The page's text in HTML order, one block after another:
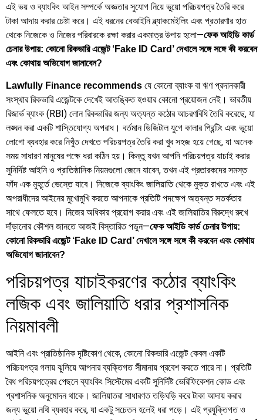
এই ভয় ও ব্যাংকিং আইন সম্পর্কে অজ্ঞতার সুযোগ নিয়ে ভুয়ো পরিচয়পত্র তৈরি করে
টাকা আদায় করার চেষ্টা করে। এই ধরনের বেআইনি ব্ল্যাকমেইলিং এবং প্রতারণার হাত
থেকে নিজেকে ও নিজের পরিবারকে রক্ষা করার একমাত্র উপায় হলো—ফেক আইডি কার্ড
চেনার উপায়: কোনো রিকভারি এজেন্ট ‘Fake ID Card’ দেখালে সঙ্গে সঙ্গে কী করবেন
এবং কোথায় অভিযোগ জানাবেন?
Lawfully Finance recommends যে কোনো ব্যাংক বা ঋণ প্রদানকারী
সংস্থার রিকভারি এজেন্টকে দেখেই আতঙ্কিত হওয়ার কোনো প্রয়োজন নেই। ভারতীয়
রিজার্ভ ব্যাংক (RBI) লোন রিকভারির জন্য অত্যন্ত কঠোর আচরণবিধি তৈরি করেছে, যা
লঙ্ঘন করা একটি শাস্তিযোগ্য অপরাধ। বর্তমান ডিজিটাল যুগে কালার প্রিন্টিং এবং ভুয়ো
লোগো ব্যবহার করে নিখুঁত দেখতে পরিচয়পত্র তৈরি করা খুব সহজ হয়ে গেছে, যা অনেক
সময় সাধারণ মানুষের পক্ষে ধরা কঠিন হয়। কিন্তু যখন আপনি পরিচয়পত্র যাচাই করার
সুনির্দিষ্ট আইনি ও প্রাতিষ্ঠানিক নিয়মগুলো জেনে যাবেন, তখন এই প্রতারকদের সমস্ত
ফাঁদ এক মুহূর্তে ভেস্তে যাবে। নিজেকে ব্যাংকিং জালিয়াতি থেকে মুক্ত রাখতে এবং এই
অপরাধীদের আইনের মুখোমুখি করতে আপনাকে প্রতিটি পদক্ষেপ অত্যন্ত সতর্কতার
সাথে ফেলতে হবে। নিজের অধিকার প্রয়োগ করার এবং এই জালিয়াতির বিরুদ্ধে রুখে
দাঁড়ানোর কৌশল জানতে আজই বিস্তারিত পড়ুন—ফেক আইডি কার্ড চেনার উপায়:
কোনো রিকভারি এজেন্ট ‘Fake ID Card’ দেখালে সঙ্গে সঙ্গে কী করবেন এবং কোথায়
অভিযোগ জানাবেন?
পরিচয়পত্র যাচাইকরণের কঠোর ব্যাংকিং
লজিক এবং জালিয়াতি ধরার প্রশাসনিক
নিয়মাবলী
আইনি এবং প্রাতিষ্ঠানিক দৃষ্টিকোণ থেকে, কোনো রিকভারি এজেন্ট কেবল একটি
পরিচয়পত্র গলায় ঝুলিয়ে আপনার ব্যক্তিগত সীমানায় প্রবেশ করতে পারে না। প্রতিটি
বৈধ পরিচয়পত্রের পেছনে ব্যাংকিং সিস্টেমের একটি সুনির্দিষ্ট ভেরিফিকেশন কোড এবং
প্রশাসনিক অনুমোদন থাকে। জালিয়াতরা সাধারণত তড়িঘড়ি করে টাকা আদায় করার
জন্য ভুয়ো নথি ব্যবহার করে, যা একটু সচেতন হলেই ধরা পড়ে। এই প্রযুক্তিগত ও